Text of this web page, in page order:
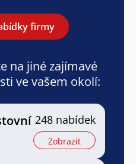
firmy
na jiné zajímavé
ve vašem okolí:
248 nabídek
Zobrazit